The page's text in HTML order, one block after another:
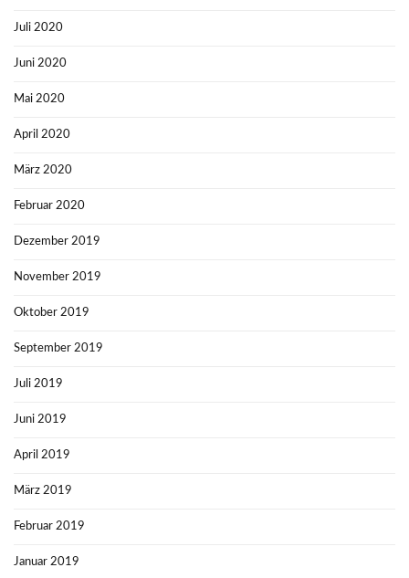
Juli 2020
Juni 2020
Mai 2020
April 2020
März 2020
Februar 2020
Dezember 2019
November 2019
Oktober 2019
September 2019
Juli 2019
Juni 2019
April 2019
März 2019
Februar 2019
Januar 2019